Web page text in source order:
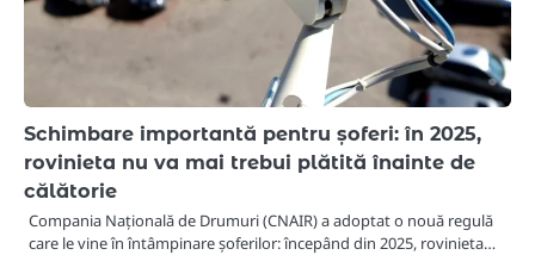
Schimbare importantă pentru șoferi: în 2025,
rovinieta nu va mai trebui plătită înainte de
călătorie
Compania Națională de Drumuri (CNAIR) a adoptat o nouă regulă
care le vine în întâmpinare șoferilor: începând din 2025, rovinieta…